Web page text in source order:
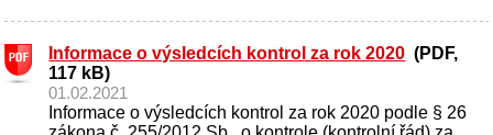
Informace o výsledcích kontrol za rok 2020 (PDF,
117 kB)
01.02.2021
Informace o výsledcích kontrol za rok 2020 podle § 26